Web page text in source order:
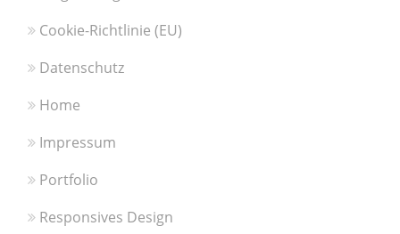
Cookie-Richtlinie (EU)
Datenschutz
Home
Impressum
Portfolio
Responsives Design